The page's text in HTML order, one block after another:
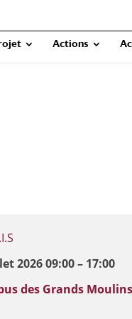
Actions
2026 09:00 – 17:00
des Grands Moulins